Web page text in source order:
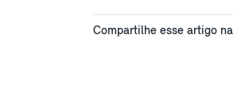
Compartilhe esse artigo